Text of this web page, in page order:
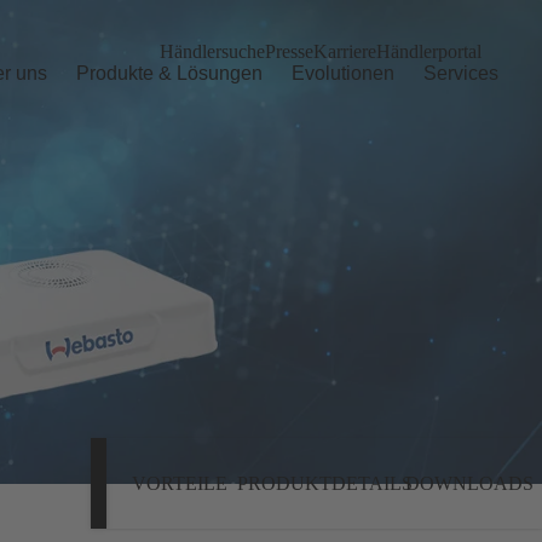
uns Produkte & Lösungen Evolutionen Services
HändlersuchePresseKarriereHändlerportal
VORTEILE PRODUKTDETAILSDOWNLOADS